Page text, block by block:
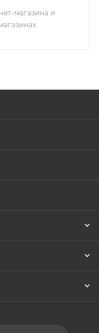
магазина и